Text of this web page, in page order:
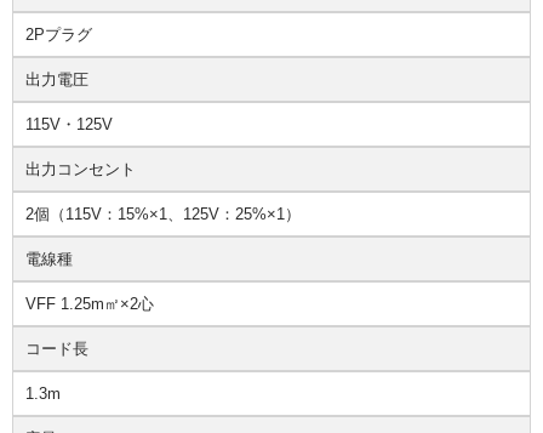
2Pプラグ
出力電圧
115V・125V
出力コンセント
2個（115V：15%×1、125V：25%×1）
電線種
VFF 1.25m㎡×2心
コード長
1.3m